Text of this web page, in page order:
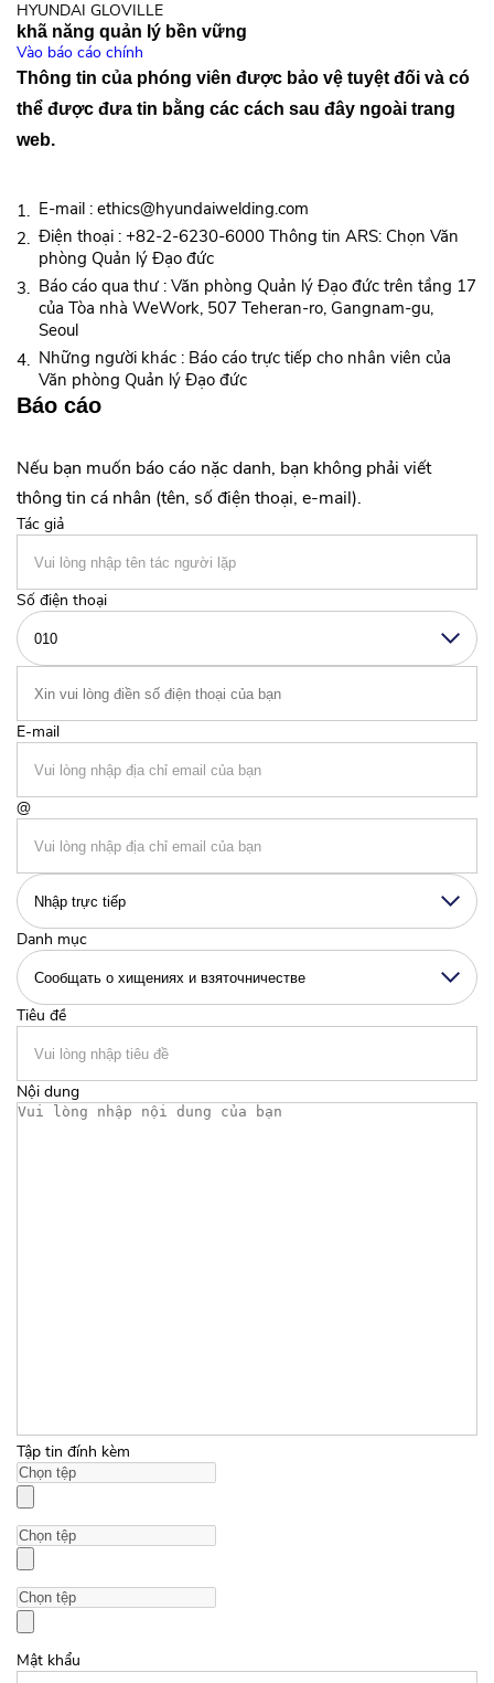
HYUNDAI GLOVILLE
khã năng quản lý bền vững
Vào báo cáo chính
Thông tin của phóng viên được bảo vệ tuyệt đối và có
thể được đưa tin bằng các cách sau đây ngoài trang
web.
1. E-mail : ethics@hyundaiwelding.com
2. Điện thoại : +82-2-6230-6000 Thông tin ARS: Chọn Văn
phòng Quản lý Đạo đức
3. Báo cáo qua thư : Văn phòng Quản lý Đạo đức trên tầng 17
của Tòa nhà WeWork, 507 Teheran-ro, Gangnam-gu,
Seoul
4. Những người khác : Báo cáo trực tiếp cho nhân viên của
Văn phòng Quản lý Đạo đức
Báo cáo
Nếu bạn muốn báo cáo nặc danh, bạn không phải viết
thông tin cá nhân (tên, số điện thoại, e-mail).
Tác giả
Số điện thoại
E-mail
@
Danh mục
Tiêu đề
Nội dung
Tập tin đính kèm
Mật khẩu